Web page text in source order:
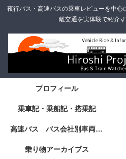
夜行バス・高速バスの乗車レビューを中
離交通を実体験で紹介す
プロフィール
乗車記・乗船記・搭乗記
高速バス バス会社別車両・設備・シート紹介
乗り物アーカイブス